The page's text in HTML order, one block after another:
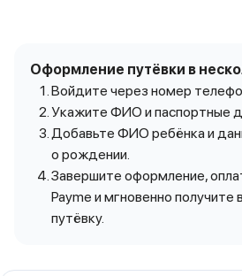
Оформление путёвки в
Войдите через номер
Укажите ФИО и паспортные
Добавьте ФИО ребёнка и
о рождении.
Завершите оформление,
Payme и мгновенно получите
путёвку.